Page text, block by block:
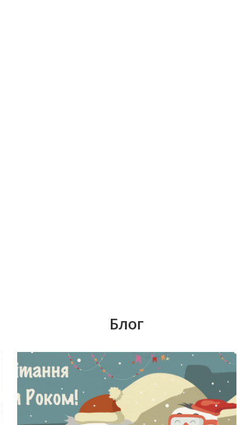
Блог
Время задуматься о волшебном платье,
прическе, макияже. Позаботьтесь о
вашей улыбке, которая придаст вашему
образу чувство комфорта и